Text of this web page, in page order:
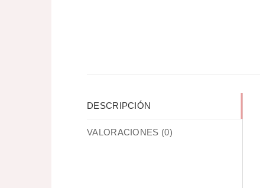
DESCRIPCIÓN
VALORACIONES (0)